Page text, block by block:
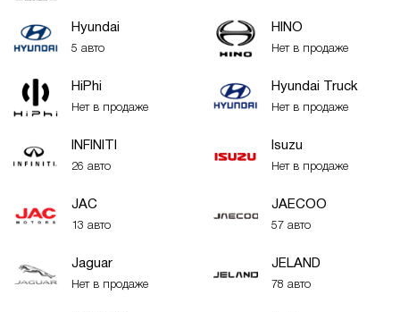
Hyundai
5 авто
HINO
Нет в продаже
HiPhi
Нет в продаже
Hyundai Truck
Нет в продаже
INFINITI
26 авто
Isuzu
Нет в продаже
JAC
13 авто
JAECOO
57 авто
Jaguar
Нет в продаже
JELAND
78 авто